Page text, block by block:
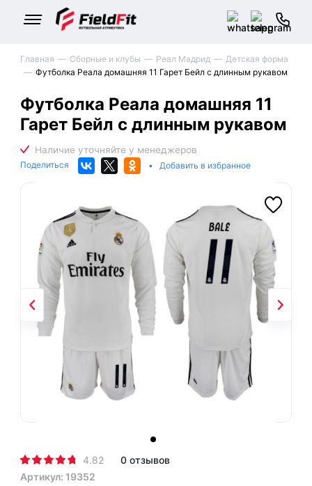
Главная Сборные и клубы Реал Мадрид
Детская форма
Футболка Реала домашняя 11 Гарет Бейл с длинным рукавом
Футболка Реала домашняя 11
Гарет Бейл с длинным рукавом
Поделиться • Добавить в избранное
4.82
0 отзывов
Артикул: 19352